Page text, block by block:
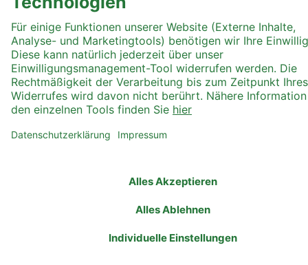
Hoher Kontrast